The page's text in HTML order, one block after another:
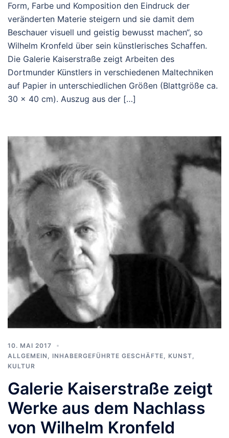
Form, Farbe und Komposition den Eindruck der
veränderten Materie steigern und sie damit dem
Beschauer visuell und geistig bewusst machen“, so
Wilhelm Kronfeld über sein künstlerisches Schaffen.
Die Galerie Kaiserstraße zeigt Arbeiten des
Dortmunder Künstlers in verschiedenen Maltechniken
auf Papier in unterschiedlichen Größen (Blattgröße ca.
30 x 40 cm). Auszug aus der […]
10. MAI 2017
ALLGEMEIN
INHABERGEFÜHRTE GESCHÄFTE
KUNST,
KULTUR
Galerie Kaiserstraße zeigt
Werke aus dem Nachlass
von Wilhelm Kronfeld